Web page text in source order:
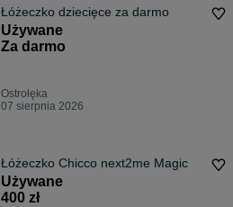
Łóżeczko dziecięce za darmo
Używane
Za darmo
Ostrołęka
07 sierpnia 2026
Łóżeczko Chicco next2me Magic
Używane
400 zł